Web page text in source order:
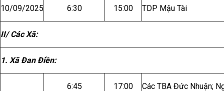
10/09/2025 6:30 15:00 TDP Mậu Tài
II/ Các Xã:
1. Xã Đan Điền:
6:45 17:00 Các TBA Đức Nhuận;